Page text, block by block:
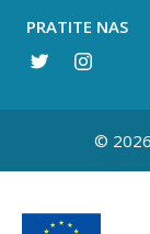
PRATITE NAS
©